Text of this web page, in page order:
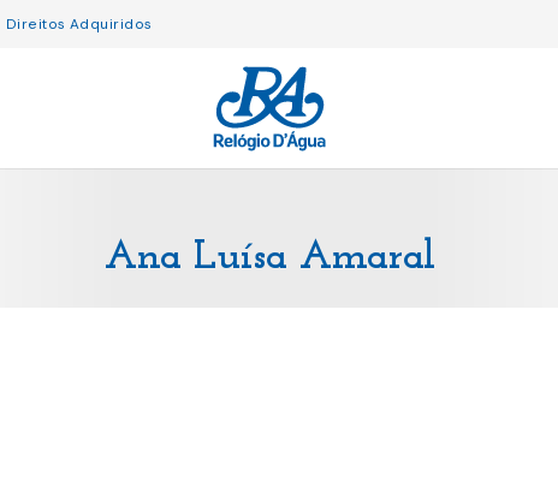
Direitos Adquiridos
Ana Luísa Amaral